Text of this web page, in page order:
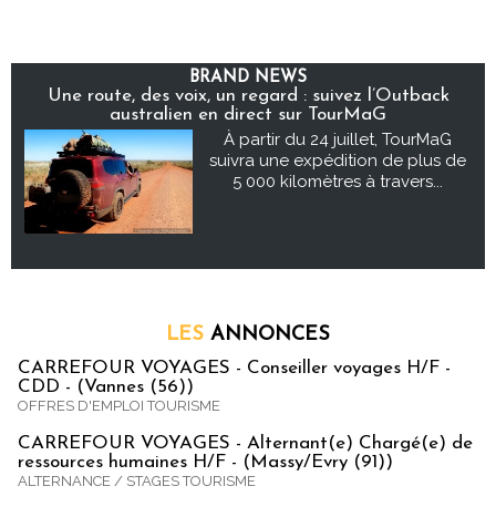
BRAND NEWS
Une route, des voix, un regard : suivez l’Outback
australien en direct sur TourMaG
À partir du 24 juillet, TourMaG
suivra une expédition de plus de
5 000 kilomètres à travers...
LES ANNONCES
CARREFOUR VOYAGES - Conseiller voyages H/F -
CDD - (Vannes (56))
OFFRES D'EMPLOI TOURISME
CARREFOUR VOYAGES - Alternant(e) Chargé(e) de
ressources humaines H/F - (Massy/Evry (91))
ALTERNANCE / STAGES TOURISME